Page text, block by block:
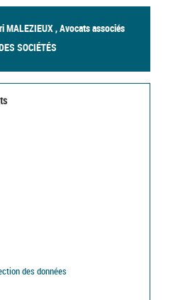
MALEZIEUX , Avocats associés
SOCIÉTÉS
des données